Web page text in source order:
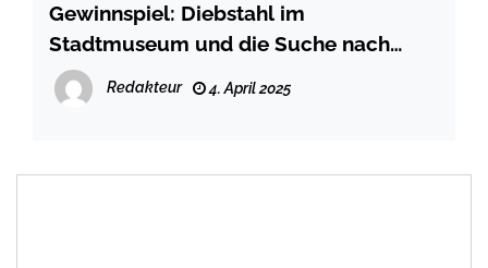
Gewinnspiel: Diebstahl im
Stadtmuseum und die Suche nach
Helena
Redakteur 4. April 2025